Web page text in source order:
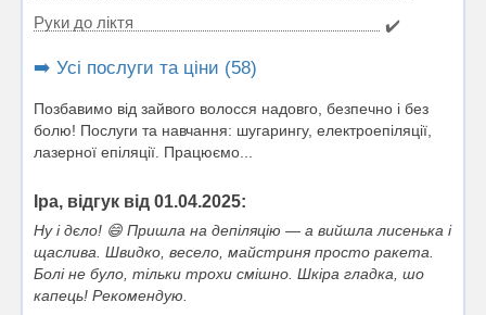
Руки до ліктя
✔️
➡️ Усі послуги та ціни (58)
Позбавимо від зайвого волосся надовго, безпечно і без
болю! Послуги та навчання: шугарингу, електроепіляції,
лазерної епіляції. Працюємо...
Іра, відгук від 01.04.2025:
Ну і дєло! 😄 Пришла на депіляцію — а вийшла лисенька і
щаслива. Швидко, весело, майстриня просто ракета.
Болі не було, тільки трохи смішно. Шкіра гладка, шо
капець! Рекомендую.